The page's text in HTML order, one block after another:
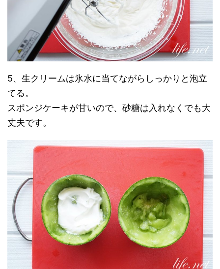
5、生クリームは氷水に当てながらしっかりと泡立
てる。
スポンジケーキが甘いので、砂糖は入れなくでも大
丈夫です。